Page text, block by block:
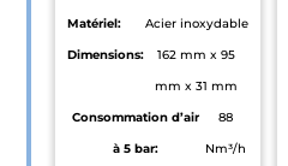
Matériel:
Acier inoxydable
Dimensions:
162 mm x 95
mm x 31 mm
Consommation d’air
à 5 bar:
88
Nm³/h